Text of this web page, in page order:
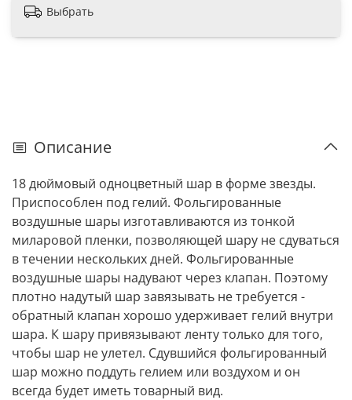
Выбрать
Описание
18 дюймовый одноцветный шар в форме звезды.
Приспособлен под гелий. Фольгированные
воздушные шары изготавливаются из тонкой
миларовой пленки, позволяющей шару не сдуваться
в течении нескольких дней. Фольгированные
воздушные шары надувают через клапан. Поэтому
плотно надутый шар завязывать не требуется -
обратный клапан хорошо удерживает гелий внутри
шара. К шару привязывают ленту только для того,
чтобы шар не улетел. Сдувшийся фольгированный
шар можно поддуть гелием или воздухом и он
всегда будет иметь товарный вид.